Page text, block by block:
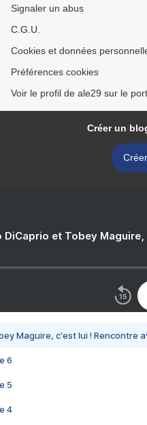
Signaler un abus
C.G.U.
Cookies et données
Préférences cookies
Voir le profil de ale29 sur le
Créer un
DiCaprio et Tobey
Maguire, c'est lui ! Rencontre
6
5
4